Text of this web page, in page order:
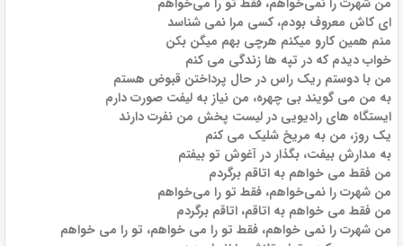
ای کاش معروف بودم، کسی مرا نمی شناسد
منم همین کارو میکنم هرچی بهم میگن بکن
خواب دیدم که در تپه ها زندگی می کنم
من با دوستم ریک راس در حال پرداختن قبوض هستم
به من می گویند بی چهره، من نیاز به لیفت صورت دارم
ایستگاه های رادیویی در لیست پخش من نفرت دارند
یک روز، من به مریخ شلیک می کنم
به مدارش بیفت، بگذار در آغوش تو بیفتم
من فقط می خواهم به اتاقم برگردم
من شهرت را نمی‌خواهم، فقط تو را می‌خواهم
من فقط می خواهم به اتاقم، اتاقم برگردم
من شهرت را نمی خواهم، فقط تو را می خواهم، تو را می خواهم